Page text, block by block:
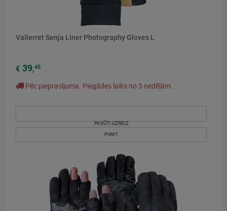
Vallerret Senja Liner Photography Gloves L
€ 39,45
Pēc pieprasījuma. Piegādes laiks no 3 nedēļām.
PASŪTI UZREIZ
PIRKT